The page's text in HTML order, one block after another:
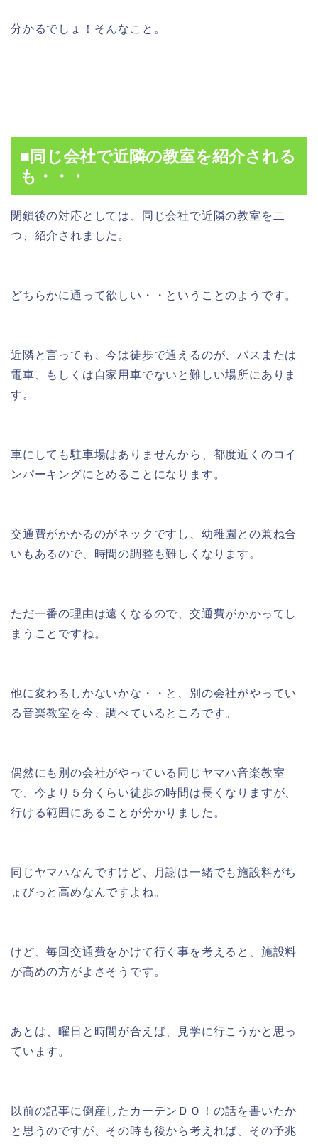
分かるでしょ！そんなこと。
■同じ会社で近隣の教室を紹介される
も・・・
閉鎖後の対応としては、同じ会社で近隣の教室を二
つ、紹介されました。
どちらかに通って欲しい・・ということのようです。
近隣と言っても、今は徒歩で通えるのが、バスまたは
電車、もしくは自家用車でないと難しい場所にありま
す。
車にしても駐車場はありませんから、都度近くのコイ
ンパーキングにとめることになります。
交通費がかかるのがネックですし、幼稚園との兼ね合
いもあるので、時間の調整も難しくなります。
ただ一番の理由は遠くなるので、交通費がかかってし
まうことですね。
他に変わるしかないかな・・と、別の会社がやってい
る音楽教室を今、調べているところです。
偶然にも別の会社がやっている同じヤマハ音楽教室
で、今より５分くらい徒歩の時間は長くなりますが、
行ける範囲にあることが分かりました。
同じヤマハなんですけど、月謝は一緒でも施設料がち
ょびっと高めなんですよね。
けど、毎回交通費をかけて行く事を考えると、施設料
が高めの方がよさそうです。
あとは、曜日と時間が合えば、見学に行こうかと思っ
ています。
以前の記事に倒産したカーテンＤＯ！の話を書いたか
と思うのですが、その時も後から考えれば、その予兆